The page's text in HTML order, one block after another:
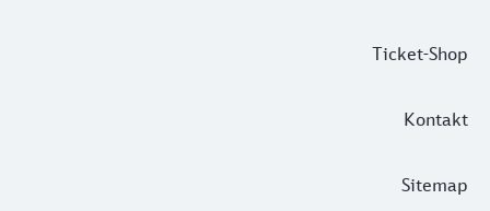
Ticket-Shop
Kontakt
Sitemap